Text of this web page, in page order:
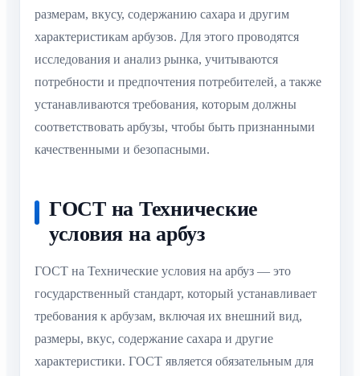
размерам, вкусу, содержанию сахара и другим
характеристикам арбузов. Для этого проводятся
исследования и анализ рынка, учитываются
потребности и предпочтения потребителей, а также
устанавливаются требования, которым должны
соответствовать арбузы, чтобы быть признанными
качественными и безопасными.
ГОСТ на Технические
условия на арбуз
ГОСТ на Технические условия на арбуз — это
государственный стандарт, который устанавливает
требования к арбузам, включая их внешний вид,
размеры, вкус, содержание сахара и другие
характеристики. ГОСТ является обязательным для